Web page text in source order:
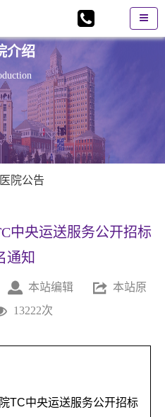
介绍
医院公告
中央运送服务公开招标
通知
 本站编辑  本站原
13222次
TC中央运送服务公开招标